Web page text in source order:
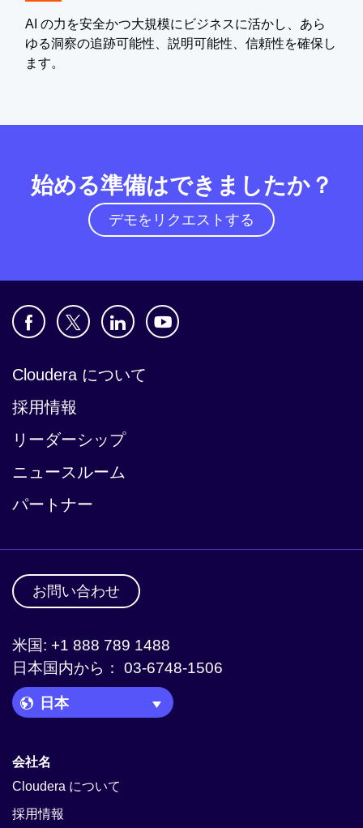
AI の力を安全かつ大規模にビジネスに活かし、あら
ゆる洞察の追跡可能性、説明可能性、信頼性を確保し
ます。
始める準備はできましたか？
デモをリクエストする
Cloudera について
採用情報
リーダーシップ
ニュースルーム
パートナー
お問い合わせ
米国: +1 888 789 1488
日本国内から： 03-6748-1506
Language Picker
会社名
Cloudera について
採用情報